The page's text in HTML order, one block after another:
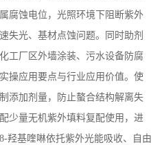
腐蚀电位，光照环境下阻断紫外
失光、基材点蚀问题。同时助剂
工厂区外墙涂装、污水设备防腐
操应用要点与行业应用价值。使
添加剂量，防止螯合结构解离失
少量无机紫外填料复配使用，进
8-羟基喹啉依托紫外光能吸收、自由